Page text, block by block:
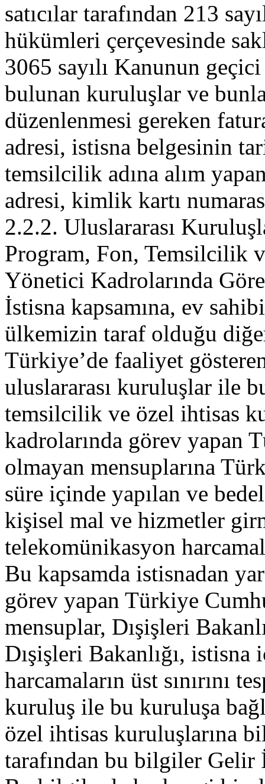
satıcılar tarafından 213
hükümleri çerçevesinde
3065 sayılı Kanunun
bulunan kuruluşlar ve
düzenlenmesi gereken
adresi, istisna belgesinin
temsilcilik adına alım
adresi, kimlik kartı
2.2.2. Uluslararası
Program, Fon, Temsilcilik
Yönetici Kadrolarında
İstisna kapsamına, ev
ülkemizin taraf olduğu
Türkiye’de faaliyet
uluslararası kuruluşlar ile
temsilcilik ve özel ihtisas
kadrolarında görev yapan
olmayan mensuplarına
süre içinde yapılan ve
kişisel mal ve hizmetler
telekomünikasyon
Bu kapsamda istisnadan
görev yapan Türkiye
mensuplar, Dışişleri
Dışişleri Bakanlığı,
harcamaların üst sınırını
kuruluş ile bu kuruluşa
özel ihtisas kuruluşlarına
tarafından bu bilgiler Gelir